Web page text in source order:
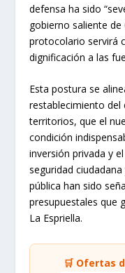
defensa ha sido
gobierno saliente
protocolario servirá
dignificación a las
Esta postura se
restablecimiento del
territorios, que el
condición
inversión privada y
seguridad
pública han sido
presupuestales que
La Espriella.
🛒 Ofertas